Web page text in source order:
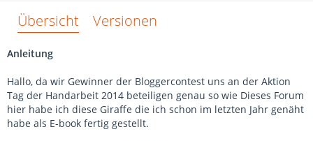
Übersicht Versionen
Anleitung
Hallo, da wir Gewinner der Bloggercontest uns an der Aktion
Tag der Handarbeit 2014 beteiligen genau so wie Dieses Forum
hier habe ich diese Giraffe die ich schon im letzten Jahr genäht
habe als E-book fertig gestellt.